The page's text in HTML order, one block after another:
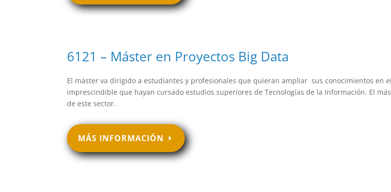
6121 – Máster en Proyectos Big Data
El máster va dirigido a estudiantes y profesionales que quieran ampliar sus conocimientos en
imprescindible que hayan cursado estudios superiores de Tecnologías de la Información. El
de este sector.
MÁS INFORMACIÓN